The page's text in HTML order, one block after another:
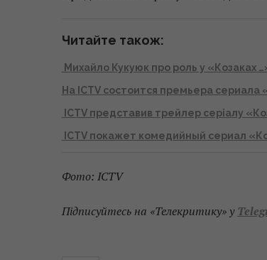
Читайте також:
Михайло Кукуюк про роль у «Козаках
На ICTV состоится премьера cериала
ICTV представив трейлер серіалу
ICTV покажет комедийный сериал
Фото: ICTV
Підписуйтесь на «Телекритику» у